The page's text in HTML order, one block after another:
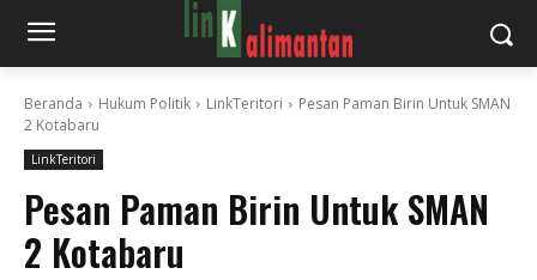
Beranda Hukum Politik LinkTeritori
Pesan Paman Birin Untuk SMAN
2 Kotabaru
LinkTeritori
Pesan Paman Birin Untuk SMAN
2 Kotabaru